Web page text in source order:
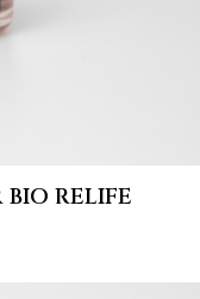
BIO RELIFE